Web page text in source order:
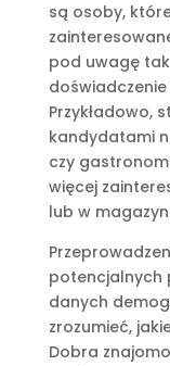
są osoby,
pod uwagę
Przykładowo,
kandydatami
czy
więcej
lub w
potencjalnych
danych
zrozumieć,
Dobra